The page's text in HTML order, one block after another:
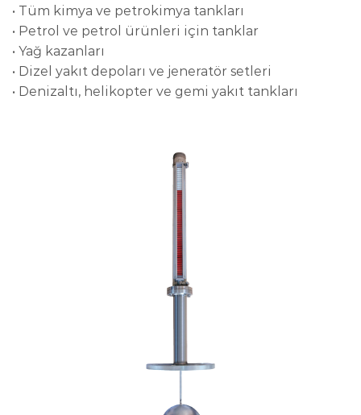
• Tüm kimya ve petrokimya tankları
• Petrol ve petrol ürünleri için tanklar
• Yağ kazanları
• Dizel yakıt depoları ve jeneratör setleri
• Denizaltı, helikopter ve gemi yakıt tankları